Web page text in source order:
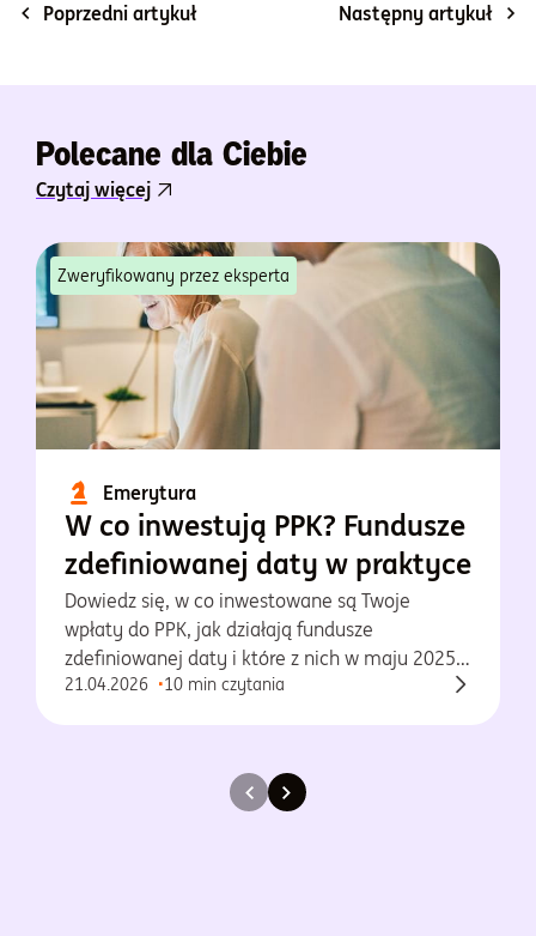
Poprzedni artykuł Następny artykuł
Polecane dla Ciebie
Czytaj więcej
Zweryfikowany przez eksperta
Emerytura
W co inwestują PPK? Fundusze
zdefiniowanej daty w praktyce
Dowiedz się, w co inwestowane są Twoje
wpłaty do PPK, jak działają fundusze
zdefiniowanej daty i które z nich w maju 2025
osiągnęły najlepsze wyniki.
21.04.2026 10 min czytania